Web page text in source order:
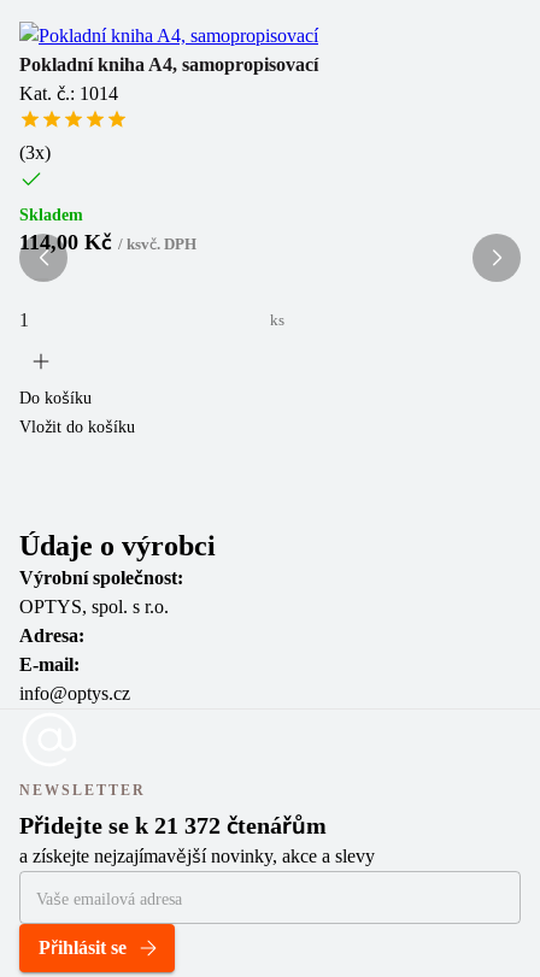
Pokladní kniha A4, samopropisovací
Kat. č.: 1014
(3x)
Skladem
114,00 Kč / ksvč. DPH
ks
Do košíku
Vložit do košíku
Údaje o výrobci
Výrobní společnost:
OPTYS, spol. s r.o.
Adresa:
E-mail:
info@optys.cz
NEWSLETTER
Přidejte se k 21 372 čtenářům
a získejte nejzajímavější novinky, akce a slevy
Přihlásit se